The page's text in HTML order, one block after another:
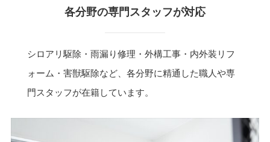
各分野の専門スタッフが対応
シロアリ駆除・雨漏り修理・外構工事・内外装リフ
ォーム・害獣駆除など、各分野に精通した職人や専
門スタッフが在籍しています。